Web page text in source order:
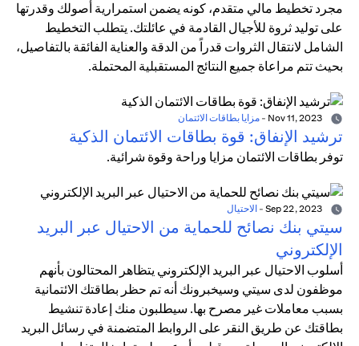
مجرد تخطيط مالي متقدم، كونه يضمن استمرارية أصولك وقدرتها
على توليد ثروة للأجيال القادمة في عائلتك. يتطلب التخطيط
الشامل لانتقال الثروات قدراً من الدقة والعناية الفائقة بالتفاصيل،
بحيث تتم مراعاة جميع النتائج المستقبلية المحتملة.
- مزايا بطاقات الائتمان
ترشيد الإنفاق: قوة بطاقات الائتمان الذكية
توفر بطاقات الائتمان مزايا وراحة وقوة شرائية.
- الاحتيال
سيتي بنك نصائح للحماية من الاحتيال عبر البريد
الإلكتروني
أسلوب الاحتيال عبر البريد الإلكتروني يتظاهر المحتالون بأنهم
موظفون لدى سيتي وسيخبرونك أنه تم حظر بطاقتك الائتمانية
بسبب معاملات غير مصرح بها. سيطلبون منك إعادة تنشيط
بطاقتك عن طريق النقر على الروابط المتضمنة في رسائل البريد